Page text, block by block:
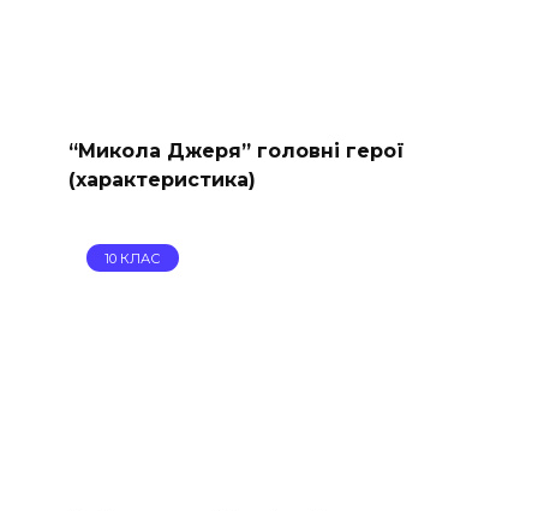
“Микола Джеря” головні герої
(характеристика)
10 КЛАС